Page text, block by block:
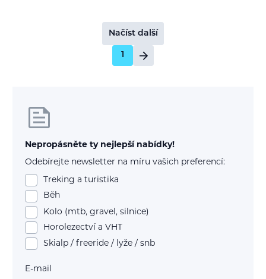
Načíst další
1
Nepropásněte ty nejlepší nabídky!
Odebírejte newsletter na míru vašich preferencí:
Treking a turistika
Běh
Kolo (mtb, gravel, silnice)
Horolezectví a VHT
Skialp / freeride / lyže / snb
E-mail